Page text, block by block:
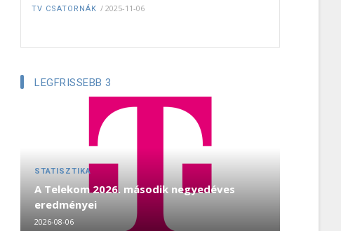
TV CSATORNÁK / 2025-11-06
LEGFRISSEBB 3
STATISZTIKA
A Telekom 2026. második negyedéves
eredményei
2026-08-06